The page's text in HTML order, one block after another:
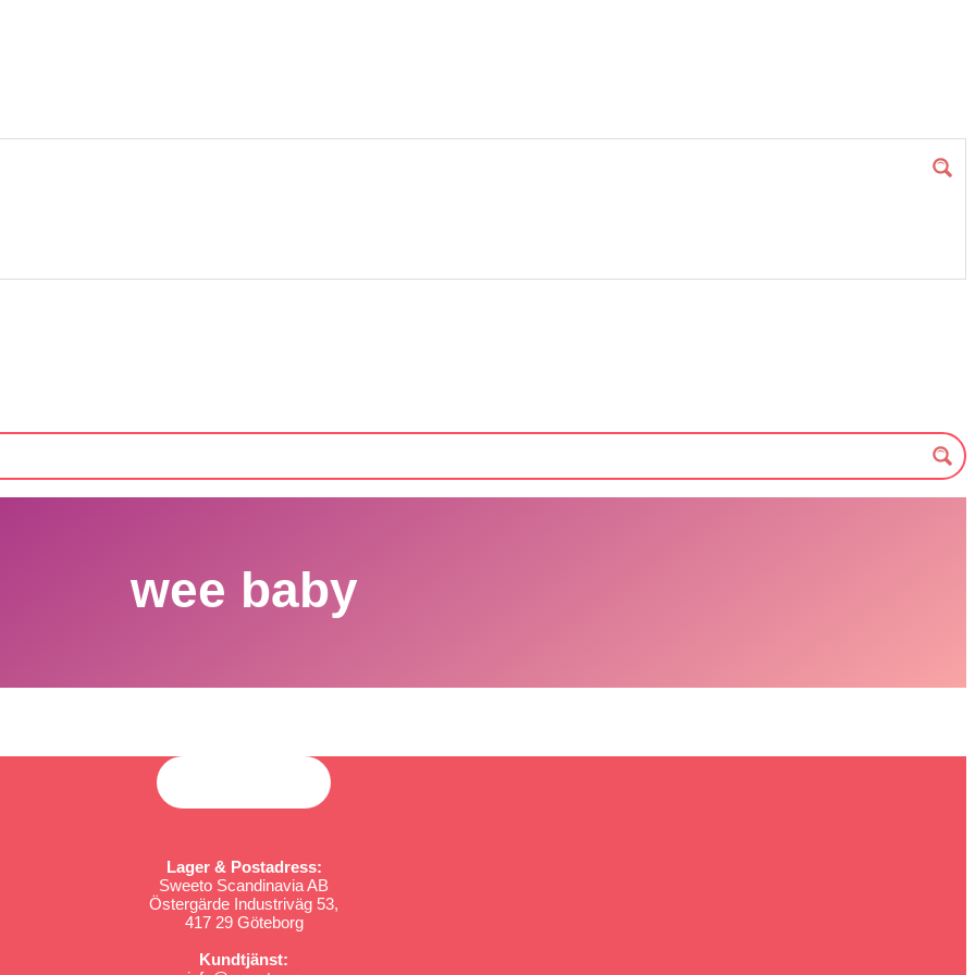
wee baby
Lager & Postadress:
Sweeto Scandinavia AB
Östergärde Industriväg 53,
417 29 Göteborg
Kundtjänst: